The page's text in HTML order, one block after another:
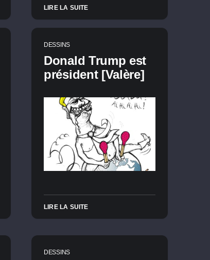
LIRE LA SUITE
DESSINS
Donald Trump est
président [Valère]
LIRE LA SUITE
DESSINS